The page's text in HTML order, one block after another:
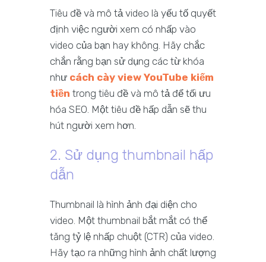
Tiêu đề và mô tả video là yếu tố quyết
định việc người xem có nhấp vào
video của bạn hay không. Hãy chắc
chắn rằng bạn sử dụng các từ khóa
như cách cày view YouTube kiếm
tiền trong tiêu đề và mô tả để tối ưu
hóa SEO. Một tiêu đề hấp dẫn sẽ thu
hút người xem hơn.
2. Sử dụng thumbnail hấp
dẫn
Thumbnail là hình ảnh đại diện cho
video. Một thumbnail bắt mắt có thể
tăng tỷ lệ nhấp chuột (CTR) của video.
Hãy tạo ra những hình ảnh chất lượng